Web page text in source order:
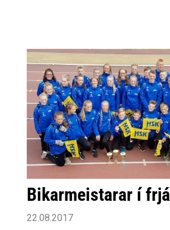
Bikarmeistarar í
22.08.2017